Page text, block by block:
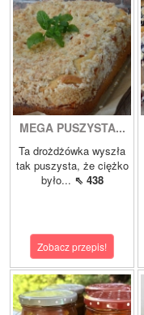
MEGA PUSZYSTA...
Ta drożdżówka wyszła
tak puszysta, że ciężko
było... ⇖ 438
Zobacz przepis!